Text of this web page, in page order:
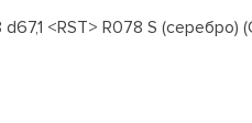
<RST> R078 S (серебро)